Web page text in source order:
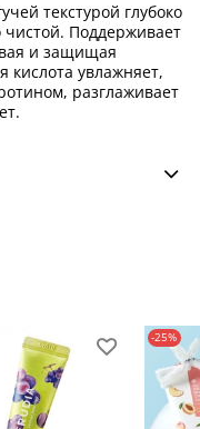
текстурой глубоко
Поддерживает
и защищая
кислота увлажняет,
разглаживает
-25%